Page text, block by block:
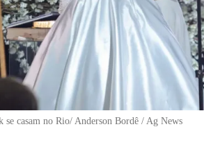
se casam no Rio/ Anderson Bordê / Ag News